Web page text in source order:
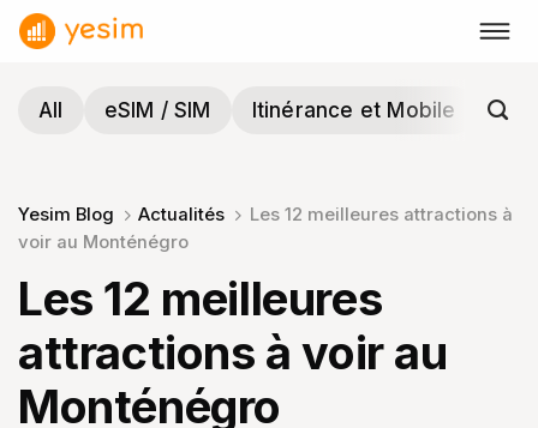
Passer
au
All
eSIM / SIM Itinérance et Mobile
Yesim Blog Actualités
Les 12 meilleures attractions à
voir au Monténégro
Les 12 meilleures
attractions à voir au
Monténégro